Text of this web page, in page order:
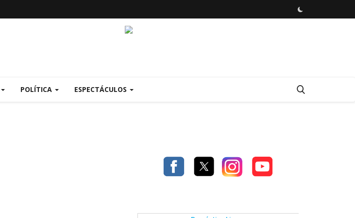
POLÍTICA ESPECTÁCULOS